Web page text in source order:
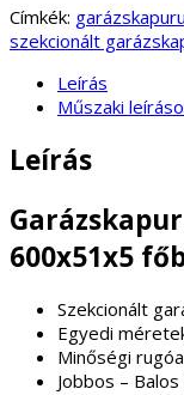
Címkék:
szekcionált
Leírás
Műszaki
Leírás
600x51x5
Szekcionált
Egyedi
Minőségi
Jobbos –